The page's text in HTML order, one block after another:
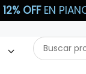
12% OFFEN
Buscar